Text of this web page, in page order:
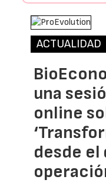
ACTUALIDAD
una
online
desde el